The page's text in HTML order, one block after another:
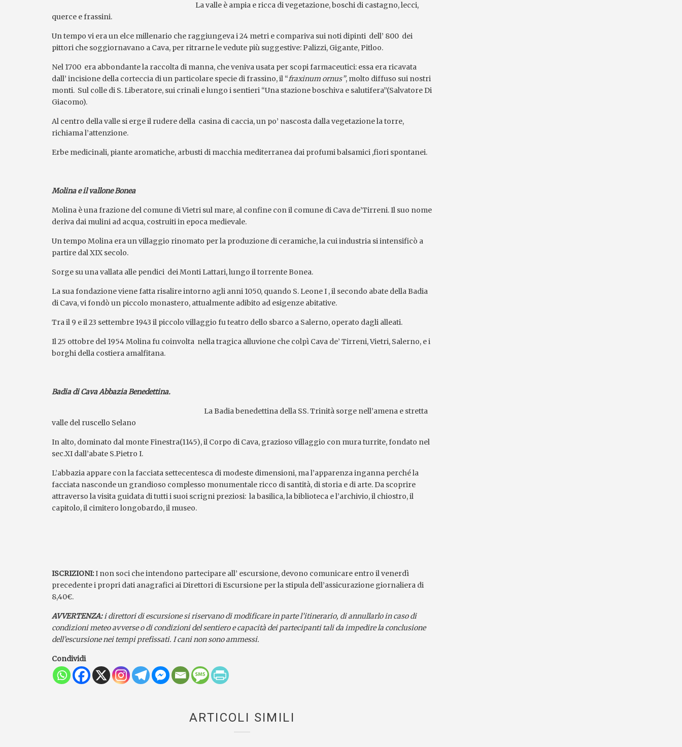
La valle è ampia e ricca di vegetazione, boschi di castagno, lecci,
querce e frassini.
Un tempo vi era un elce millenario che raggiungeva i 24 metri e compariva sui noti dipinti dell’ 800 dei
pittori che soggiornavano a Cava, per ritrarne le vedute più suggestive: Palizzi, Gigante, Pitloo.
Nel 1700 era abbondante la raccolta di manna, che veniva usata per scopi farmaceutici: essa era ricavata
dall’ incisione della corteccia di un particolare specie di frassino, il “fraxinum ornus”, molto diffuso sui nostri
monti. Sul colle di S. Liberatore, sui crinali e lungo i sentieri “Una stazione boschiva e salutifera”(Salvatore Di
Giacomo).
Al centro della valle si erge il rudere della casina di caccia, un po’ nascosta dalla vegetazione la torre,
richiama l’attenzione.
Erbe medicinali, piante aromatiche, arbusti di macchia mediterranea dai profumi balsamici ,fiori spontanei.
Molina e il vallone Bonea
Molina è una frazione del comune di Vietri sul mare, al confine con il comune di Cava de’Tirreni. Il suo nome
deriva dai mulini ad acqua, costruiti in epoca medievale.
Un tempo Molina era un villaggio rinomato per la produzione di ceramiche, la cui industria si intensificò a
partire dal XIX secolo.
Sorge su una vallata alle pendici dei Monti Lattari, lungo il torrente Bonea.
La sua fondazione viene fatta risalire intorno agli anni 1050, quando S. Leone I , il secondo abate della Badia
di Cava, vi fondò un piccolo monastero, attualmente adibito ad esigenze abitative.
Tra il 9 e il 23 settembre 1943 il piccolo villaggio fu teatro dello sbarco a Salerno, operato dagli alleati.
Il 25 ottobre del 1954 Molina fu coinvolta nella tragica alluvione che colpì Cava de’ Tirreni, Vietri, Salerno, e i
borghi della costiera amalfitana.
Badia di Cava Abbazia Benedettina.
La Badia benedettina della SS. Trinità sorge nell’amena e stretta
valle del ruscello Selano
In alto, dominato dal monte Finestra(1145), il Corpo di Cava, grazioso villaggio con mura turrite, fondato nel
sec.XI dall’abate S.Pietro I.
L’abbazia appare con la facciata settecentesca di modeste dimensioni, ma l’apparenza inganna perché la
facciata nasconde un grandioso complesso monumentale ricco di santità, di storia e di arte. Da scoprire
attraverso la visita guidata di tutti i suoi scrigni preziosi: la basilica, la biblioteca e l’archivio, il chiostro, il
capitolo, il cimitero longobardo, il museo.
ISCRIZIONI:I non soci che intendono partecipare all’ escursione, devono comunicare entro il venerdì
precedente i propri dati anagrafici ai Direttori di Escursione per la stipula dell’assicurazione giornaliera di
8,40€.
AVVERTENZA:i direttori di escursione si riservano di modificare in parte l’itinerario, di annullarlo in caso di
condizioni meteo avverse o di condizioni del sentiero e capacità dei partecipanti tali da impedire la conclusione
dell’escursione nei tempi prefissati. I cani non sono ammessi.
Condividi
ARTICOLI SIMILI